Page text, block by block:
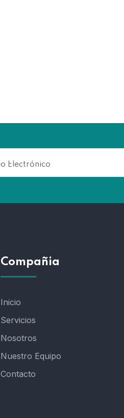
Compañia
Inicio
Servicios
Nosotros
Nuestro Equipo
Contacto